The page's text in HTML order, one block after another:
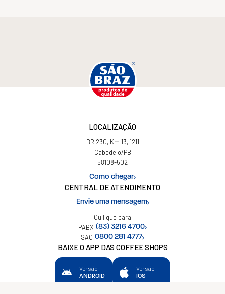
LOCALIZAÇÃO
BR 230, Km 13, 1211
Cabedelo/PB
58108-502
Como chegar
CENTRAL DE ATENDIMENTO
Envie uma mensagem
Ou ligue para
PABX (83) 3216 4700
SAC 0800 281 4777
BAIXE O APP DAS COFFEE SHOPS
Versão
ANDROID
Versão
IOS